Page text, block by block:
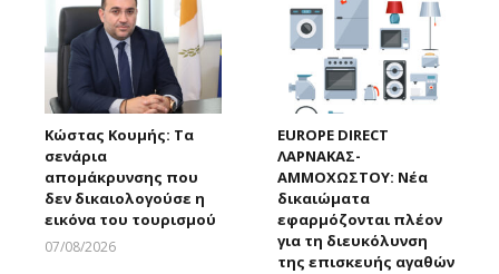
Κώστας Κουμής: Τα
σενάρια
απομάκρυνσης που
δεν δικαιολογούσε η
εικόνα του τουρισμού
07/08/2026
EUROPE DIRECT
ΛΑΡΝΑΚΑΣ-
ΑΜΜΟΧΩΣΤΟΥ: Νέα
δικαιώματα
εφαρμόζονται πλέον
για τη διευκόλυνση
της επισκευής αγαθών